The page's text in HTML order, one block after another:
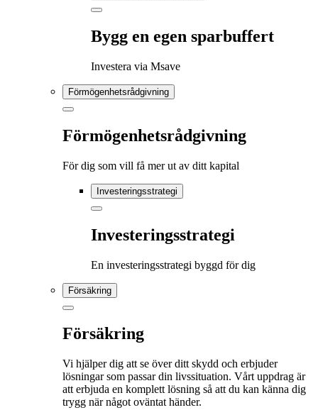
Bygg en egen sparbuffert
Investera via Msave
Förmögenhetsrådgivning
Förmögenhetsrådgivning
För dig som vill få mer ut av ditt kapital
Investeringsstrategi
Investeringsstrategi
En investeringsstrategi byggd för dig
Försäkring
Försäkring
Vi hjälper dig att se över ditt skydd och erbjuder
lösningar som passar din livssituation. Vårt uppdrag är
att erbjuda en komplett lösning så att du kan känna dig
trygg när något oväntat händer.